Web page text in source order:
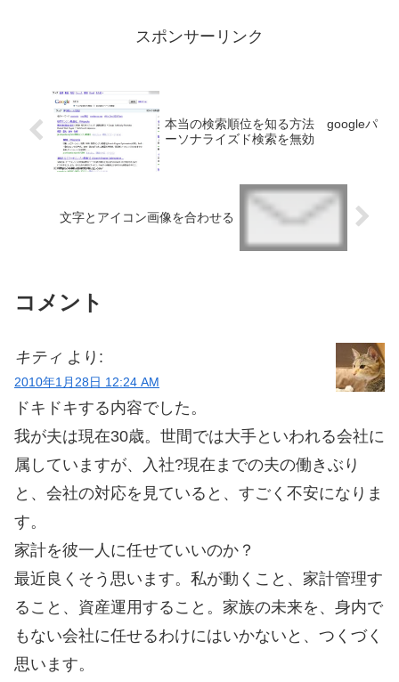
スポンサーリンク
本当の検索順位を知る方法 googleパ
ーソナライズド検索を無効
文字とアイコン画像を合わせる
コメント
キティ より:
2010年1月28日 12:24 AM
ドキドキする内容でした。
我が夫は現在30歳。世間では大手といわれる会社に
属していますが、入社?現在までの夫の働きぶり
と、会社の対応を見ていると、すごく不安になりま
す。
家計を彼一人に任せていいのか？
最近良くそう思います。私が動くこと、家計管理す
ること、資産運用すること。家族の未来を、身内で
もない会社に任せるわけにはいかないと、つくづく
思います。